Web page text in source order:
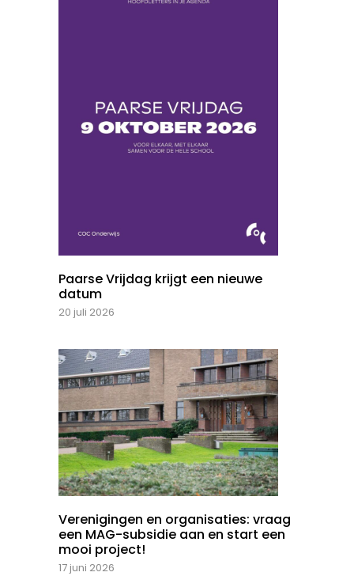
Paarse Vrijdag krijgt een nieuwe
datum
20 juli 2026
Verenigingen en organisaties: vraag
een MAG-subsidie aan en start een
mooi project!
17 juni 2026